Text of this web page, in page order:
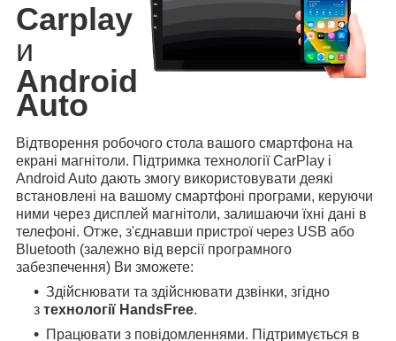
Carplay
и
Android
Auto
Відтворення робочого стола вашого смартфона на
екрані магнітоли. Підтримка технології CarPlay і
Android Auto дають змогу використовувати деякі
встановлені на вашому смартфоні програми, керуючи
ними через дисплей магнітоли, залишаючи їхні дані в
телефоні. Отже, з'єднавши пристрої через USB або
Bluetooth (залежно від версії програмного
забезпечення) Ви зможете:
Здійснювати та здійснювати дзвінки, згідно
з технології HandsFree.
Працювати з повідомленнями. Підтримується в